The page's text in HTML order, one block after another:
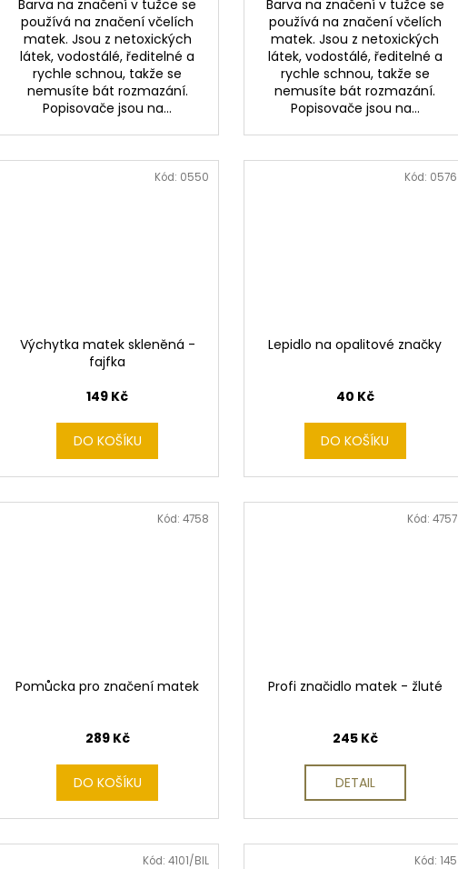
Barva na značení v tužce se
používá na značení včelích
matek. Jsou z netoxických
látek, vodostálé, ředitelné a
rychle schnou, takže se
nemusíte bát rozmazání.
Popisovače jsou na...
Barva na značení v tužce se
používá na značení včelích
matek. Jsou z netoxických
látek, vodostálé, ředitelné a
rychle schnou, takže se
nemusíte bát rozmazání.
Popisovače jsou na...
Výchytka matek skleněná -
fajfka
149 Kč
DO KOŠÍKU
Kód: 0550
Lepidlo na opalitové značky
40 Kč
DO KOŠÍKU
Kód: 0576
Pomůcka pro značení matek
289 Kč
DO KOŠÍKU
Kód:4758
Profi značidlo matek - žluté
245 Kč
DETAIL
Kód: 4757
Kód:4101/BIL Kód: 145